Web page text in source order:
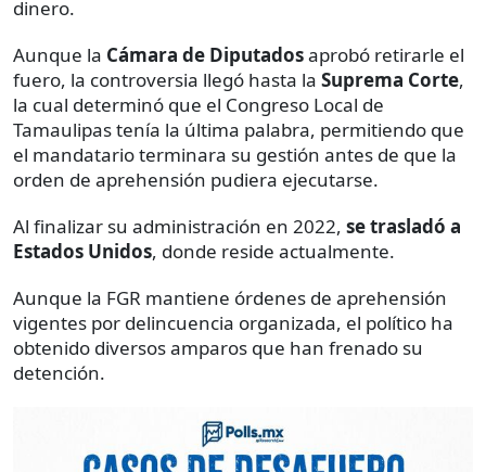
dinero.
Aunque la Cámara de Diputadosaprobó retirarle el
fuero, la controversia llegó hasta la Suprema Corte,
la cual determinó que el Congreso Local de
Tamaulipas tenía la última palabra, permitiendo que
el mandatario terminara su gestión antes de que la
orden de aprehensión pudiera ejecutarse.
Al finalizar su administración en 2022, se trasladó a
Estados Unidos, donde reside actualmente.
Aunque la FGR mantiene órdenes de aprehensión
vigentes por delincuencia organizada, el político ha
obtenido diversos amparos que han frenado su
detención.